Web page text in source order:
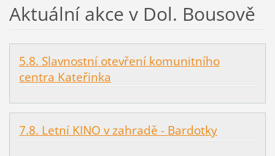
Aktuální akce v Dol. Bousově
5.8. Slavnostní otevření komunitního
centra Kateřinka
7.8. Letní KINO v zahradě - Bardotky